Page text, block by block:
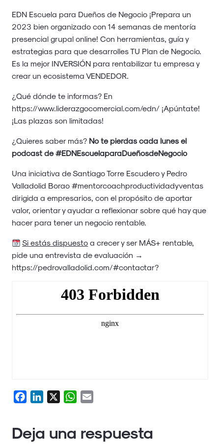
EDN Escuela para Dueños de Negocio ¡Prepara un
2023 bien organizado con 14 semanas de mentoría
presencial grupal online! Con herramientas, guía y
estrategias para que desarrolles TU Plan de Negocio.
Es la mejor INVERSIÓN para rentabilizar tu empresa y
crear un ecosistema VENDEDOR.
¿Qué dónde te informas? En
https://www.liderazgocomercial.com/edn/ ¡Apúntate!
¡Las plazas son limitadas!
¿Quieres saber más? No te pierdas cada lunes el
podcast de #EDNEscuelaparaDueñosdeNegocio
Una iniciativa de Santiago Torre Escudero y Pedro
Valladolid Borao #mentorcoachproductividadyventas
dirigida a empresarios, con el propósito de aportar
valor, orientar y ayudar a reflexionar sobre qué hay que
hacer para tener un negocio rentable.
Si estás dispuesto a crecer y ser MÁS+ rentable,
pide una entrevista de evaluación →
https://pedrovalladolid.com/#contactar?
FacebookLinkedIn WhatsApp
Deja una respuesta